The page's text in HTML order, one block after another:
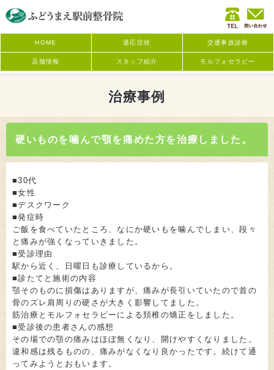
HOME 適応症状 交通事故診療
店舗情報 スタッフ紹介 モルフォセラピー
治療事例
硬いものを噛んで顎を痛めた方を治療しました。
■30代
■女性
■デスクワーク
■発症時
ご飯を食べていたところ、なにか硬いもを噛んでしまい、段々
と痛みが強くなっていきました。
■受診理由
駅から近く、日曜日も診療しているから。
■診たてと施術の内容
顎そのものに損傷はありますが、痛みが長引いていたので首の
骨のズレ肩周りの硬さが大きく影響してました。
筋治療とモルフォセラピーによる頚椎の矯正をしました。
■受診後の患者さんの感想
その場での顎の痛みはほぼ無くなり、開けやすくなりました。
違和感は残るものの、痛みがなくなり良かったです。続けて通
ってみようとおもいます。